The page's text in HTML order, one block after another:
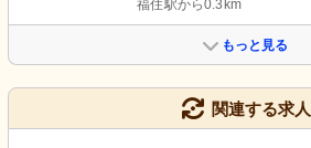
福住駅から0.3km
もっと見る
関連する求人